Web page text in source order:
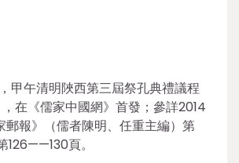
甲午清明陜西第三屆祭孔典禮議程
在《儒家中國網》首發；參詳2014
郵報》（儒者陳明、任重主編）第
126——130頁。